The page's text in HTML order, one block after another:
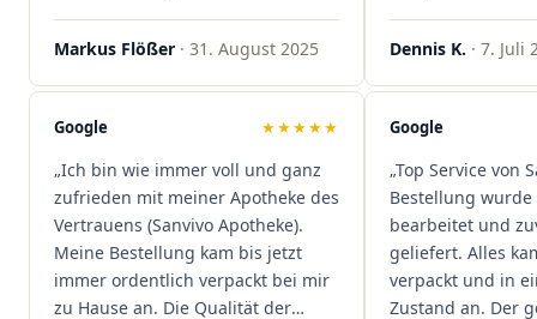
der schnellen Rezeptannahme –
alles läuft unkompliziert und
sind extrem zügig, was mir jedes
Mal viel Zeit spart. Man merkt,
Kundenzufriedenheit an erster
Stelle stehen. Vielen Dank an das
Team von Sanvivo – ich bin
rundum begeistert!"
Markus Flößer · 31. August 2025
ist. Ich bestelle
wieder!"
Dennis K. · 7. Juli
Google ★★★★★
„Ich bin wie immer voll und ganz
zufrieden mit meiner Apotheke des
Vertrauens (Sanvivo Apotheke).
Meine Bestellung kam bis jetzt
immer ordentlich verpackt bei mir
zu Hause an. Die Qualität der
Google
„Top Service von
Bestellung wurde
bearbeitet und
geliefert. Alles
verpackt und in
Zustand an. Der